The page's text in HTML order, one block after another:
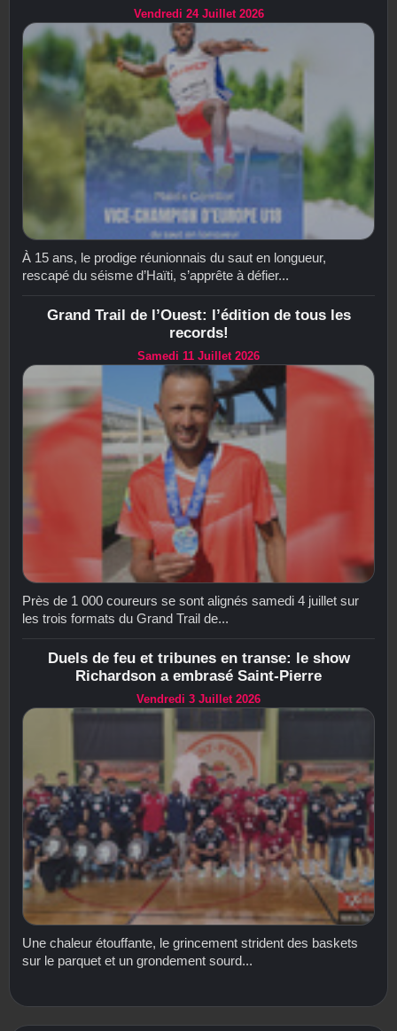
Vendredi 24 Juillet 2026
À 15 ans, le prodige réunionnais du saut en longueur,
rescapé du séisme d’Haïti, s’apprête à défier...
Grand Trail de l’Ouest: l’édition de tous les
records!
Samedi 11 Juillet 2026
Près de 1 000 coureurs se sont alignés samedi 4 juillet sur
les trois formats du Grand Trail de...
Duels de feu et tribunes en transe: le show
Richardson a embrasé Saint-Pierre
Vendredi 3 Juillet 2026
Une chaleur étouffante, le grincement strident des baskets
sur le parquet et un grondement sourd...